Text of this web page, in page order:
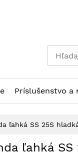
Príslušenstvo a
ľahká SS 25S
ľahká SS